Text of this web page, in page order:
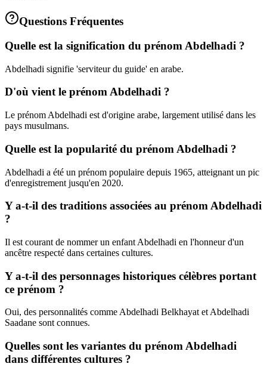
Questions Fréquentes
Quelle est la signification du prénom Abdelhadi ?
Abdelhadi signifie 'serviteur du guide' en arabe.
D'où vient le prénom Abdelhadi ?
Le prénom Abdelhadi est d'origine arabe, largement utilisé dans les
pays musulmans.
Quelle est la popularité du prénom Abdelhadi ?
Abdelhadi a été un prénom populaire depuis 1965, atteignant un pic
d'enregistrement jusqu'en 2020.
Y a-t-il des traditions associées au prénom Abdelhadi
?
Il est courant de nommer un enfant Abdelhadi en l'honneur d'un
ancêtre respecté dans certaines cultures.
Y a-t-il des personnages historiques célèbres portant
ce prénom ?
Oui, des personnalités comme Abdelhadi Belkhayat et Abdelhadi
Saadane sont connues.
Quelles sont les variantes du prénom Abdelhadi
dans différentes cultures ?